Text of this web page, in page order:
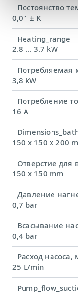
Постоянство
0,01 ± K
Heating_range
2.8 ... 3.7 kW
Потребляемая
3,8 kW
Потребление
16 A
150 x 150 x 200
Отверстие
150 x 150 mm
Давление
0,7 bar
Всасывание
0,4 bar
Расход насоса,
25 L/min